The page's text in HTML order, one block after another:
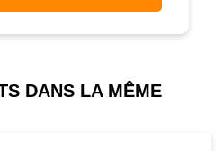
DANS LA MÊME